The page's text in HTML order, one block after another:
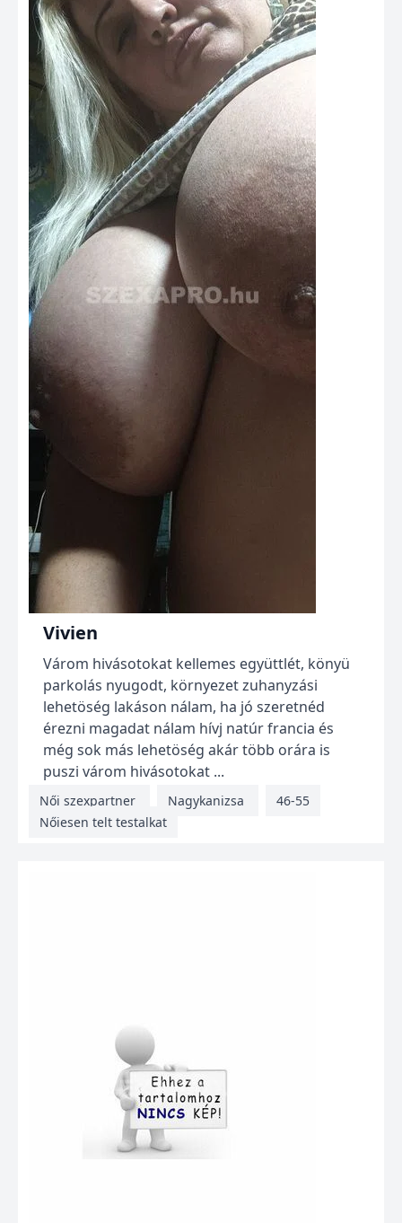
Vivien
Várom hivásotokat kellemes együttlét, könyü
parkolás nyugodt, környezet zuhanyzási
lehetöség lakáson nálam, ha jó szeretnéd
érezni magadat nálam hívj natúr francia és
még sok más lehetöség akár több orára is
puszi várom hivásotokat ...
Női szexpartner Nagykanizsa
46-55
Nőiesen telt testalkat